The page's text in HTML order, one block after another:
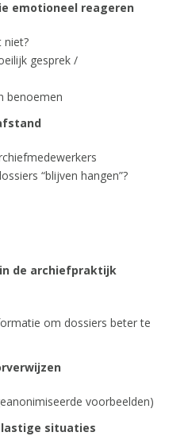
emotioneel reageren
niet?
gesprek /
benoemen
“blijven hangen”?
de archiefpraktijk
om dossiers beter te
voorbeelden)
lastige situaties